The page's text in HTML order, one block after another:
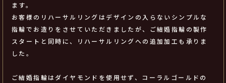
ます。
お客様のリハーサルリングはデザインの入らないシンプルな
指輪でお造りをさせていただきましたが、ご結婚指輪の製作
スタートと同時に、リハーサルリングへの追加加工も承りま
した。
ご結婚指輪はダイヤモンドを使用せず、コーラルゴールドの